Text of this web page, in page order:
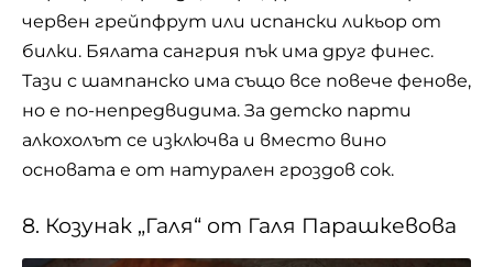
Виж цялата рецепта
Въпреки че често асоциираме козунака с
празника Великден, факт е, че той доста
често присъства на трапезата ни и без
за десерт към вкусен обяд или вечеря, за леко
следобедно хапване, козунакът винаги е